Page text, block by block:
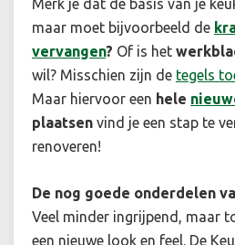
Merk je dat de basis van je
maar moet bijvoorbeeld de
vervangen? Of is het
wil? Misschien zijn de tegels
Maar hiervoor een hele
plaatsen vind je een stap te
renoveren!
De nog goede onderdelen
Veel minder ingrijpend, maar
een nieuwe look en feel. De